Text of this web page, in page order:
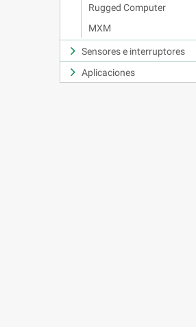
Rugged Computer
MXM
Sensores e interruptores
Aplicaciones